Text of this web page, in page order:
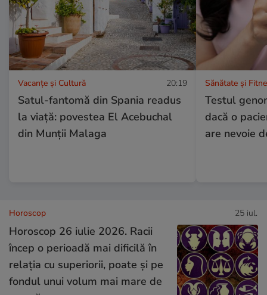
Vacanțe și Cultură 20:19
Satul-fantomă din Spania readus
la viață: povestea El Acebuchal
din Munții Malaga
Sănătate și
Testul
dacă o
are nevoie
Horoscop 25 iul.
Horoscop 26 iulie 2026. Racii
încep o perioadă mai dificilă în
relația cu superiorii, poate și pe
fondul unui volum mai mare de